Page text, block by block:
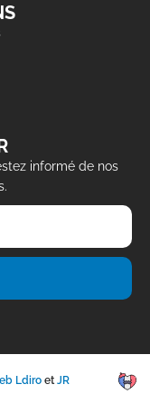
informé de nos
Ldiro etJR